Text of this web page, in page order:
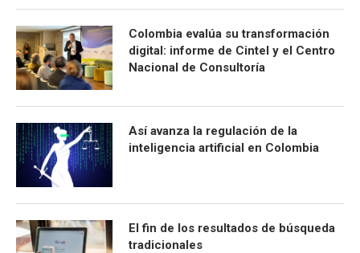
Colombia evalúa su transformación
digital: informe de Cintel y el Centro
Nacional de Consultoría
Así avanza la regulación de la
inteligencia artificial en Colombia
El fin de los resultados de búsqueda
tradicionales